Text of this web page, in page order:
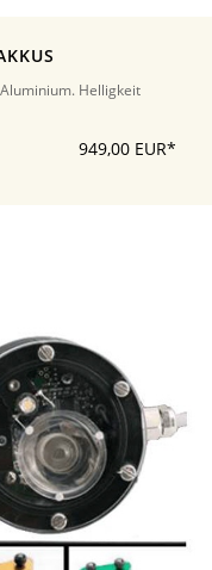
Helligkeit
949,00 EUR*